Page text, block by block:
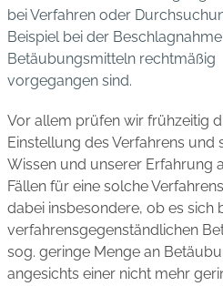
bei Verfahren oder
Beispiel bei der
Betäubungsmitteln rechtmäßig
vorgegangen sind.
Vor allem prüfen wir frühzeitig
Einstellung des Verfahrens und
Wissen und unserer Erfahrung
Fällen für eine solche
dabei insbesondere, ob es sich
verfahrensgegenständlichen
sog. geringe Menge an
angesichts einer nicht mehr